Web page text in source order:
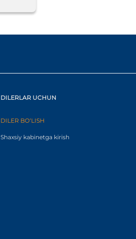
DILERLAR UCHUN
DILER BO‘LISH
Shaxsiy kabinetga kirish